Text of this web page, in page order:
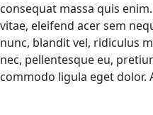
consequat massa quis
vitae, eleifend acer sem
nunc, blandit vel, ridiculus
nec, pellentesque eu,
commodo ligula eget dolor.